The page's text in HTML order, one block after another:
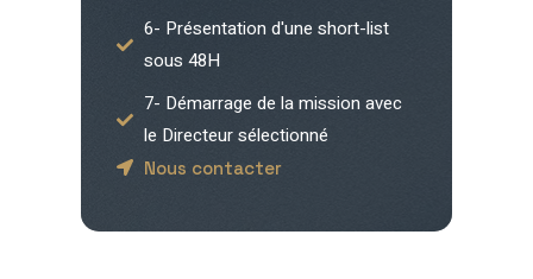
6- Présentation d'une short-list
sous 48H
7- Démarrage de la mission avec
le Directeur sélectionné
Nous contacter